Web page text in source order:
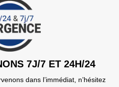
7J/7 ET 24H/24
dans l’immédiat, n’hésitez